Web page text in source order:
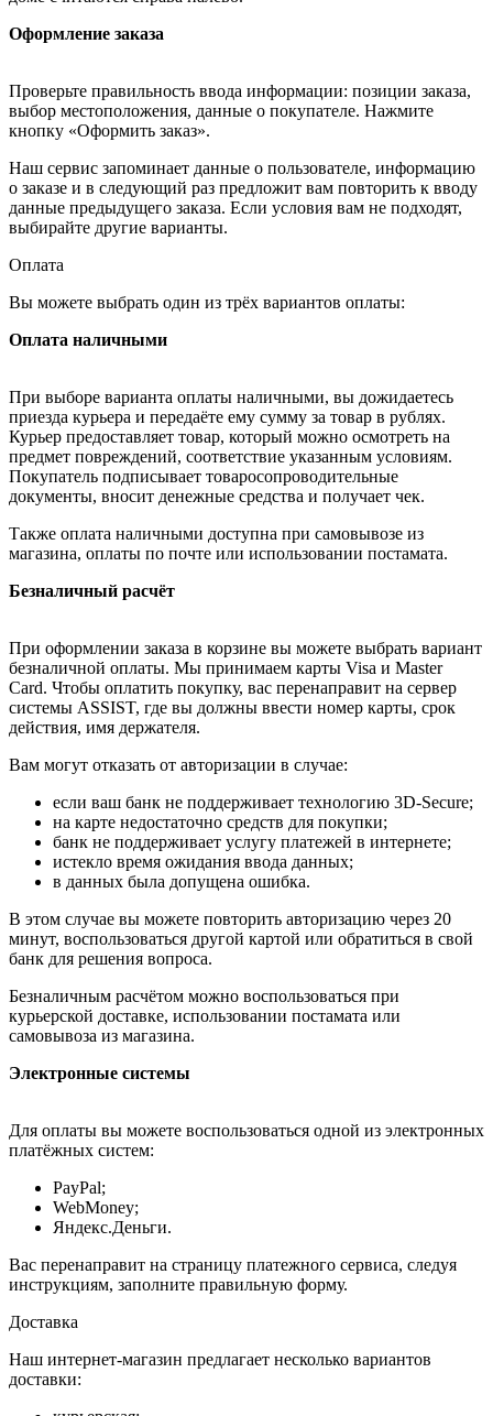
Оформление заказа
Проверьте правильность ввода информации: позиции заказа,
выбор местоположения, данные о покупателе. Нажмите
кнопку «Оформить заказ».
Наш сервис запоминает данные о пользователе, информацию
о заказе и в следующий раз предложит вам повторить к вводу
данные предыдущего заказа. Если условия вам не подходят,
выбирайте другие варианты.
Оплата
Вы можете выбрать один из трёх вариантов оплаты:
Оплата наличными
При выборе варианта оплаты наличными, вы дожидаетесь
приезда курьера и передаёте ему сумму за товар в рублях.
Курьер предоставляет товар, который можно осмотреть на
предмет повреждений, соответствие указанным условиям.
Покупатель подписывает товаросопроводительные
документы, вносит денежные средства и получает чек.
Также оплата наличными доступна при самовывозе из
магазина, оплаты по почте или использовании постамата.
Безналичный расчёт
При оформлении заказа в корзине вы можете выбрать вариант
безналичной оплаты. Мы принимаем карты Visa и Master
Card. Чтобы оплатить покупку, вас перенаправит на сервер
системы ASSIST, где вы должны ввести номер карты, срок
действия, имя держателя.
Вам могут отказать от авторизации в случае:
если ваш банк не поддерживает технологию 3D-Secure;
на карте недостаточно средств для покупки;
банк не поддерживает услугу платежей в интернете;
истекло время ожидания ввода данных;
в данных была допущена ошибка.
В этом случае вы можете повторить авторизацию через 20
минут, воспользоваться другой картой или обратиться в свой
банк для решения вопроса.
Безналичным расчётом можно воспользоваться при
курьерской доставке, использовании постамата или
самовывоза из магазина.
Электронные системы
Для оплаты вы можете воспользоваться одной из электронных
платёжных систем:
PayPal;
WebMoney;
Яндекс.Деньги.
Вас перенаправит на страницу платежного сервиса, следуя
инструкциям, заполните правильную форму.
Доставка
Наш интернет-магазин предлагает несколько вариантов
доставки: